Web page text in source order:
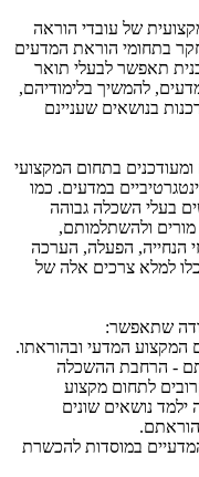
של עובדי הוראה
בתחומי הוראת המדעים
תאפשר לבעלי תואר
להמשיך בלימודיהם,
בנושאים שעניינם
בתחום המקצועי
במדעים. כמו
בעלי השכלה גבוהה
ולהשתלמותם,
הנחייה, הפעלה, הערכה
למלא צרכים אלה של
שתאפשר:
המקצוע המדעי ובהוראתו.
- הרחבת ההשכלה
לתחום מקצוע
ילמד נושאים שונים
במוסדות להכשרת